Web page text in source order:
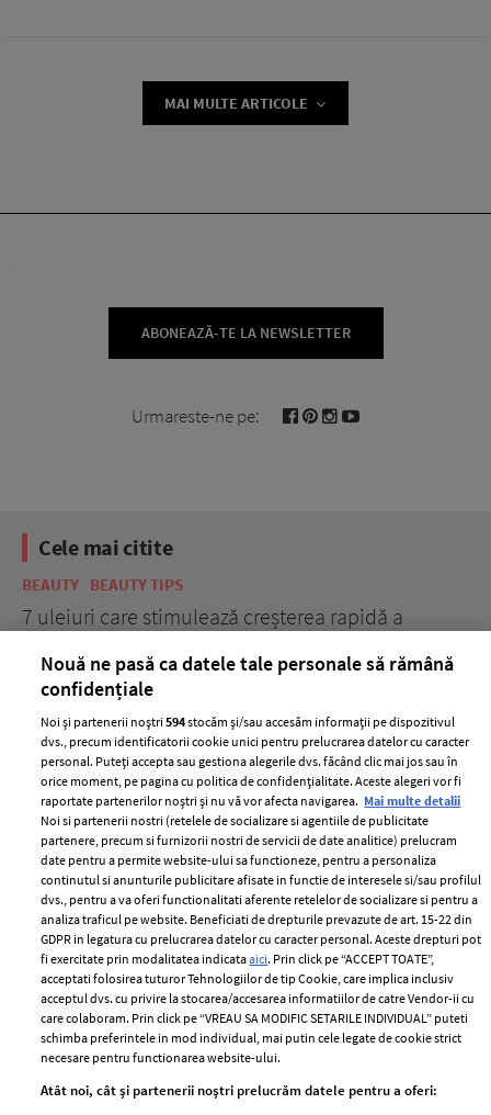
MAI MULTE ARTICOLE
ABONEAZĂ-TE LA NEWSLETTER
Urmareste-ne pe:
Cele mai citite
BEAUTY BEAUTY TIPS
7 uleiuri care stimulează creșterea rapidă a
ELLE Style Awards
2024
Despre ELLE
Romania
Contact
Abonamente
Termeni si conditii
Politica de
confidențialitate
Politica de cookies
Publicitate
femei
Nouă ne pasă ca datele tale personale să rămână
confidențiale
Noi și partenerii noștri594stocăm și/sau accesăm informații pe dispozitivul
dvs., precum identificatorii cookie unici pentru prelucrarea datelor cu caracter
personal. Puteți accepta sau gestiona alegerile dvs. făcând clic mai jos sau în
orice moment, pe pagina cu politica de confidențialitate. Aceste alegeri vor fi
raportate partenerilor noștri și nu vă vor afecta navigarea. Mai multe detalii
Noi si partenerii nostri (retelele de socializare si agentiile de publicitate
partenere, precum si furnizorii nostri de servicii de date analitice) prelucram
date pentru a permite website-ului sa functioneze, pentru a personaliza
continutul si anunturile publicitare afisate in functie de interesele si/sau profilul
dvs., pentru a va oferi functionalitati aferente retelelor de socializare si pentru a
analiza traficul pe website. Beneficiati de drepturile prevazute de art. 15-22 din
GDPR in legatura cu prelucrarea datelor cu caracter personal. Aceste drepturi pot
fi exercitate prin modalitatea indicataaici. Prin click pe “ACCEPT TOATE”,
acceptati folosirea tuturor Tehnologiilor de tip Cookie, care implica inclusiv
acceptul dvs. cu privire la stocarea/accesarea informatiilor de catre Vendor-ii cu
care colaboram. Prin click pe “VREAU SA MODIFIC SETARILE INDIVIDUAL” puteti
schimba preferintele in mod individual, mai putin cele legate de cookie strict
necesare pentru functionarea website-ului.
Atât noi, cât și partenerii noștri prelucrăm datele pentru a oferi: